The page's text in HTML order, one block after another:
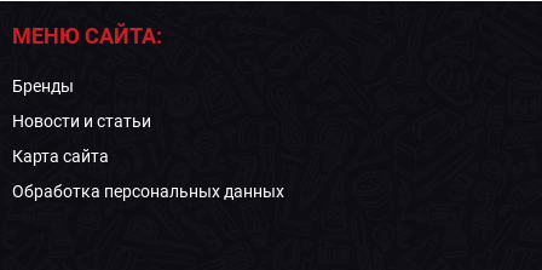
МЕНЮ САЙТА:
Бренды
Новости и статьи
Карта сайта
Обработка персональных данных